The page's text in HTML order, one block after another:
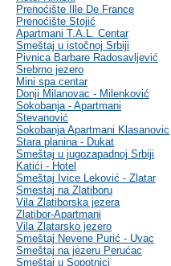
Prenoćište Ille De France
Prenoćište Stojić
Apartmani T.A.L. Centar
Smeštaj u istočnoj Srbiji
Pivnica Barbare Radosavljević
Srebrno jezero
Mini spa centar
Donji Milanovac - Milenković
Sokobanja - Apartmani
Stevanović
Sokobanja Apartmani Klasanovic
Stara planina - Dukat
Smeštaj u jugozapadnoj Srbiji
Katići - Hotel
Smeštaj Ivice Leković - Zlatar
Smestaj na Zlatiboru
Vila Zlatiborska jezera
Zlatibor-Apartmani
Vila Zlatarsko jezero
Smeštaj Nevene Purić - Uvac
Smeštaj na jezeru Perućac
Smeštaj u Sopotnici